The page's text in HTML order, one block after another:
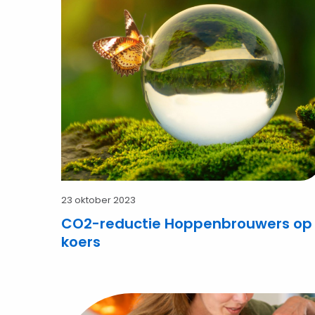
Hoppenbrouwers
koers
23 oktober 2023
CO2-reductie Hoppenbrouwers op
koers